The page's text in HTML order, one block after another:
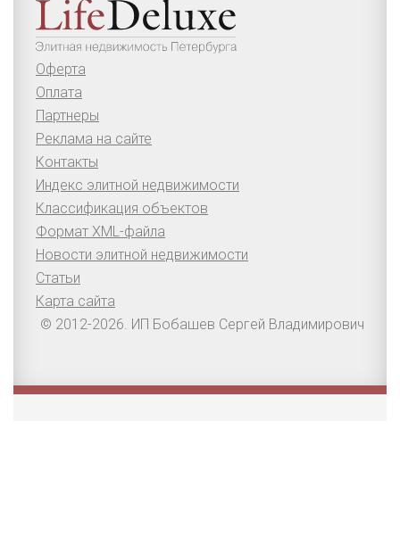
Оферта
Оплата
Партнеры
Реклама на сайте
Контакты
Индекс элитной недвижимости
Классификация объектов
Формат XML-файла
Новости элитной недвижимости
Статьи
Карта сайта
© 2012-2026. ИП Бобашев Сергей Владимирович